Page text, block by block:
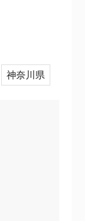
神奈川県